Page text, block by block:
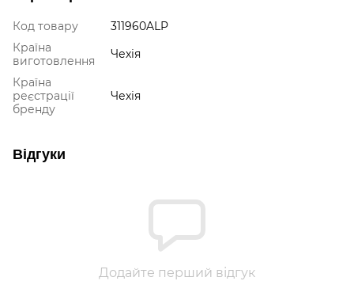
Код товару
311960ALP
Країна
виготовлення
Чехія
Країна
реєстрації
бренду
Чехія
Відгуки
Додайте перший відгук